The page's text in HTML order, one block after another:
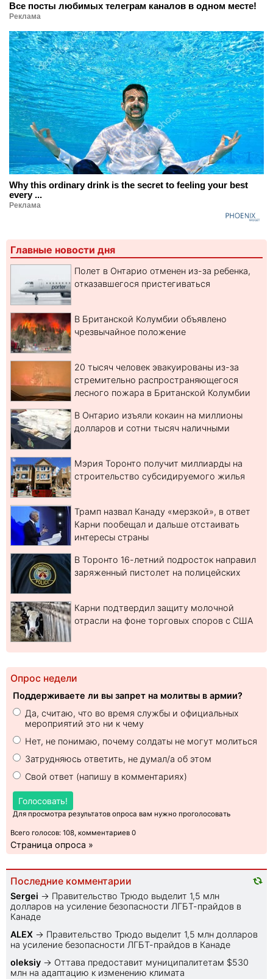
Все посты любимых телеграм каналов в одном месте!
Реклама
Why this ordinary drink is the secret to feeling your best
every ...
Реклама
Главные новости дня
Полет в Онтарио отменен из-за ребенка,
отказавшегося пристегиваться
В Британской Колумбии объявлено
чрезвычайное положение
20 тысяч человек эвакуированы из-за
стремительно распространяющегося
лесного пожара в Британской Колумбии
В Онтарио изъяли кокаин на миллионы
долларов и сотни тысяч наличными
Мэрия Торонто получит миллиарды на
строительство субсидируемого жилья
Трамп назвал Канаду «мерзкой», в ответ
Карни пообещал и дальше отстаивать
интересы страны
В Торонто 16-летний подросток направил
заряженный пистолет на полицейских
Карни подтвердил защиту молочной
отрасли на фоне торговых споров с США
Опрос недели
Поддерживаете ли вы запрет на молитвы в армии?
Да, считаю, что во время службы и официальных
мероприятий это ни к чему
Нет, не понимаю, почему солдаты не могут молиться
Затрудняюсь ответить, не думал/а об этом
Свой ответ (напишу в комментариях)
Голосовать!
Для просмотра результатов опроса вам нужно проголосовать
Всего голосов: 108, комментариев 0
Страница опроса »
Последние комментарии
Sеrgei → Правительство Трюдо выделит 1,5 млн
долларов на усиление безопасности ЛГБТ-прайдов в
Канаде
ALEX → Правительство Трюдо выделит 1,5 млн долларов
на усиление безопасности ЛГБТ-прайдов в Канаде
oleksiy → Оттава предоставит муниципалитетам $530
млн на адаптацию к изменению климата